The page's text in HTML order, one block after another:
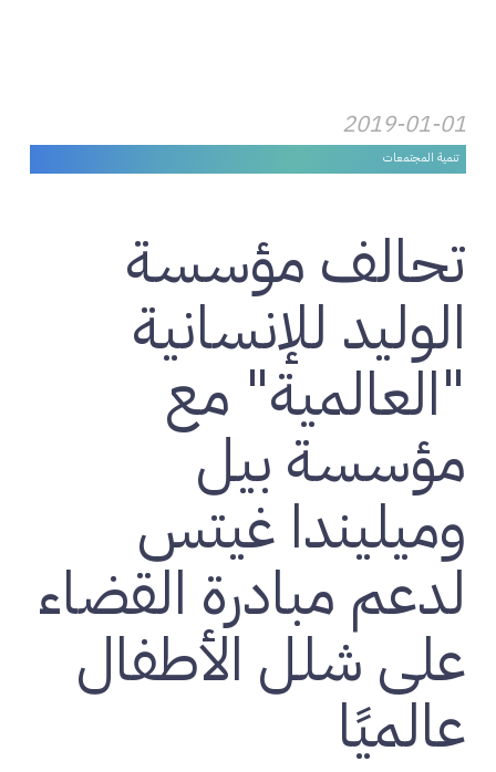
2019-01-01
تنمية المجتمعات
تحالف مؤسسة
الوليد للإنسانية
"العالمية" مع
مؤسسة بيل
وميليندا غيتس
لدعم مبادرة القضاء
على شلل الأطفال
عالميًا